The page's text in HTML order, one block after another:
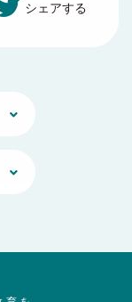
シェアする